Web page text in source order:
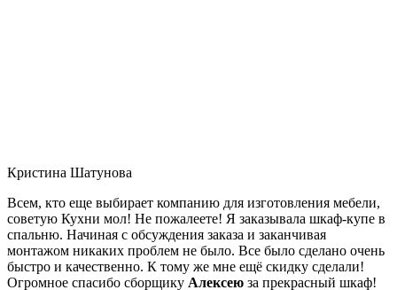
Кристина Шатунова
Всем, кто еще выбирает компанию для изготовления мебели,
советую Кухни мол! Не пожалеете! Я заказывала шкаф-купе в
спальню. Начиная с обсуждения заказа и заканчивая
монтажом никаких проблем не было. Все было сделано очень
быстро и качественно. К тому же мне ещё скидку сделали!
Огромное спасибо сборщику Алексею за прекрасный шкаф!